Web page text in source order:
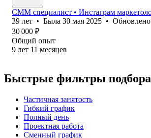
СММ специалист • Инстаграм
39 лет • Была 30 мая 2025 • Обновлено
30 000 ₽
Общий опыт
9 лет 11 месяцев
Быстрые фильтры
Частичная занятость
Гибкий график
Полный день
Проектная работа
Сменный график